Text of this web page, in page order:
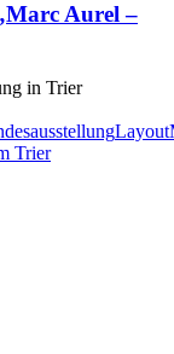
Aurel –
in Trier
Layout
Trier